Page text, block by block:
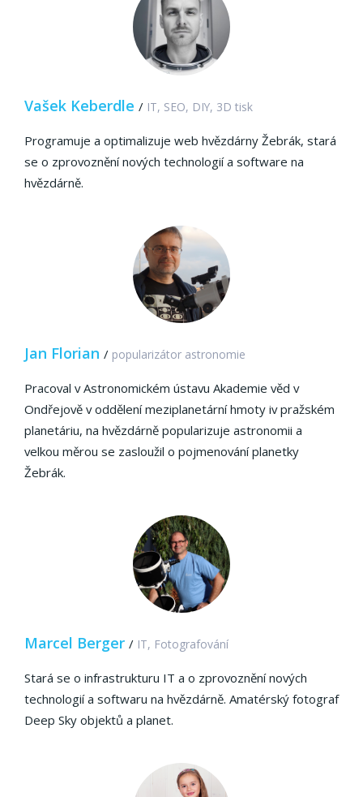
Vašek Keberdle / IT, SEO, DIY, 3D tisk
Programuje a optimalizuje web hvězdárny Žebrák, stará
se o zprovoznění nových technologií a software na
hvězdárně.
Jan Florian / popularizátor astronomie
Pracoval v Astronomickém ústavu Akademie věd v
Ondřejově v oddělení meziplanetární hmoty iv pražském
planetáriu, na hvězdárně popularizuje astronomii a
velkou měrou se zasloužil o pojmenování planetky
Žebrák.
Marcel Berger / IT, Fotografování
Stará se o infrastrukturu IT a o zprovoznění nových
technologií a softwaru na hvězdárně. Amatérský fotograf
Deep Sky objektů a planet.